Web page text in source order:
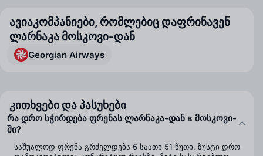
ავიაკომპანიები, რომლებიც დაფრინავენ
ლარნაკა მოსკოვი-დან
Georgian Airways
კითხვები და პასუხები
რა დრო სჭირდება ფრენას ლარნაკა-დან в მოსკოვი-
ში?
საშუალოდ ფრენა გრძელდება 6 საათი 51 წუთი, ზუსტი დრო